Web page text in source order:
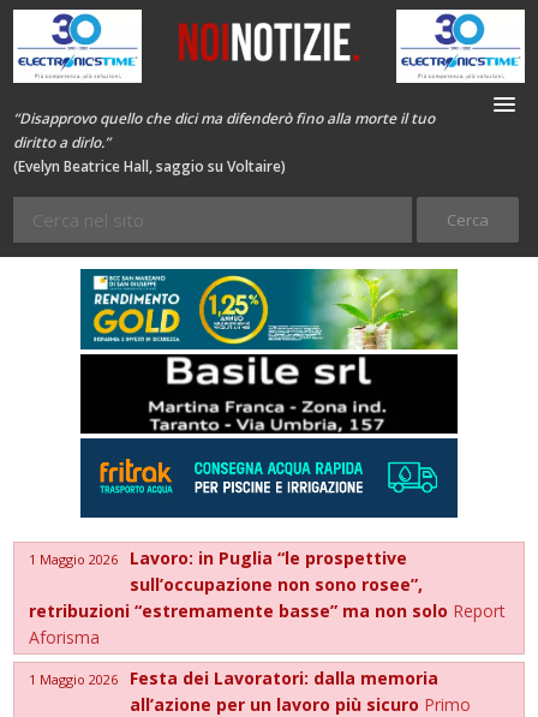
“Disapprovo quello che dici ma difenderò fino alla morte il tuo
diritto a dirlo.”
(Evelyn Beatrice Hall, saggio su Voltaire)
1 Maggio 2026
Lavoro: in Puglia “le prospettive
sull’occupazione non sono rosee”,
retribuzioni “estremamente basse” ma non solo Report
Aforisma
1 Maggio 2026
Festa dei Lavoratori: dalla memoria
all’azione per un lavoro più sicuro Primo